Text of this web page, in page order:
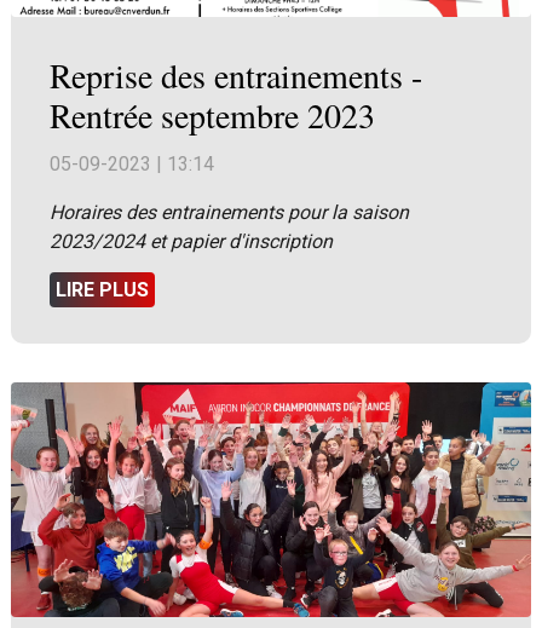
Reprise des entrainements -
Rentrée septembre 2023
05-09-2023 | 13:14
Horaires des entrainements pour la saison
2023/2024 et papier d'inscription
LIRE PLUS